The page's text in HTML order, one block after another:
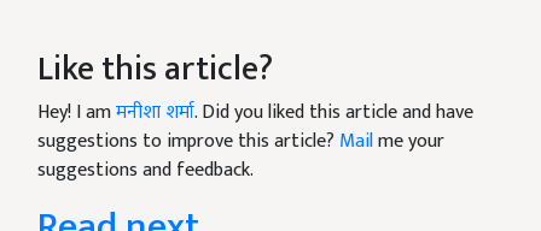
Like this article?
Hey! I amमनीशा शर्मा. Did you liked this article and have
suggestions to improve this article? Mailme your
suggestions and feedback.